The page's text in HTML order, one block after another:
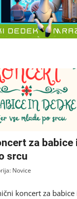
za babice
srcu
Novice
koncert za